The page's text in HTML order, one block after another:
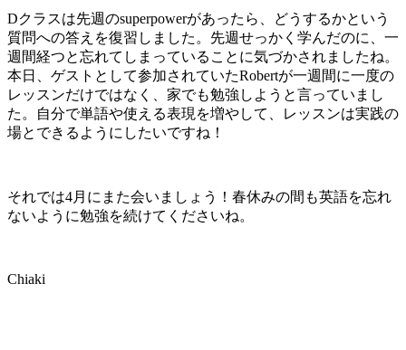
Dクラスは先週のsuperpowerがあったら、どうするかという
質問への答えを復習しました。先週せっかく学んだのに、一
週間経つと忘れてしまっていることに気づかされましたね。
本日、ゲストとして参加されていたRobertが一週間に一度の
レッスンだけではなく、家でも勉強しようと言っていまし
た。自分で単語や使える表現を増やして、レッスンは実践の
場とできるようにしたいですね！
それでは4月にまた会いましょう！春休みの間も英語を忘れ
ないように勉強を続けてくださいね。
Chiaki